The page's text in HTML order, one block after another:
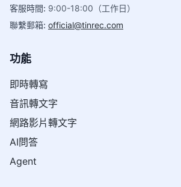
客服時間: 9:00-18:00（工作日）
聯繫郵箱: official@tinrec.com
功能
即時轉寫
音訊轉文字
網路影片轉文字
AI問答
Agent